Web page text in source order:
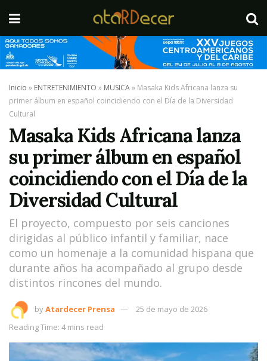
Inicio » ENTRETENIMIENTO » MUSICA» Masaka Kids Africana lanza su
primer álbum en español coincidiendo con el Día de la Diversidad
Cultural
Masaka Kids Africana lanza
su primer álbum en español
coincidiendo con el Día de la
Diversidad Cultural
El proyecto, compuesto por seis canciones
dirigidas al público infantil y familiar, nace
como un homenaje a la comunidad hispana que
durante años ha acompañado al grupo desde
distintos rincones del mundo.
byAtardecer Prensa
25 de mayo de 2026
Reading Time: 4 mins read